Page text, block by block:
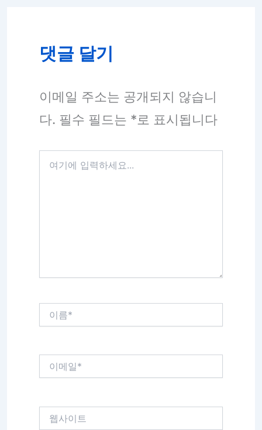
댓글 달기
이메일 주소는 공개되지 않습니
다. 필수 필드는 *로 표시됩니다